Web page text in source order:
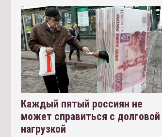
Каждый пятый россиян не
может справиться с долговой
нагрузкой